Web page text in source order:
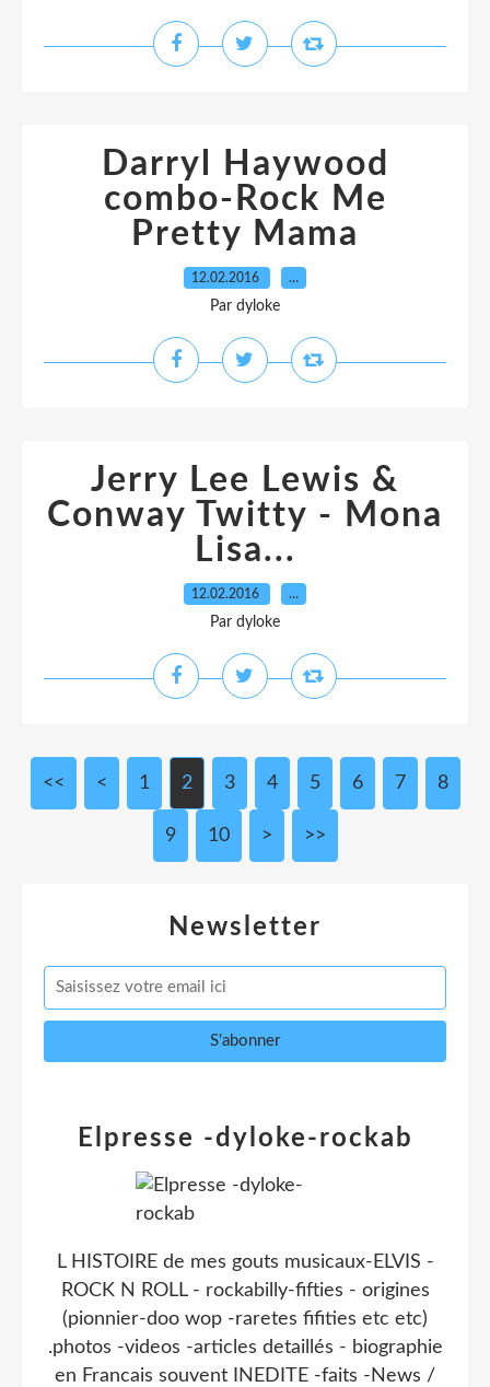
Darryl Haywood
combo-Rock Me
Pretty Mama
12.02.2016 …
Par dyloke
Jerry Lee Lewis &
Conway Twitty - Mona
Lisa...
12.02.2016 …
Par dyloke
<< < 1 2 3 4 5 6 7 8
9 10 > >>
Newsletter
Elpresse -dyloke-rockab
L HISTOIRE de mes gouts musicaux-ELVIS -
ROCK N ROLL - rockabilly-fifties - origines
(pionnier-doo wop -raretes fifities etc etc)
.photos -videos -articles detaillés - biographie
en Francais souvent INEDITE -faits -News /